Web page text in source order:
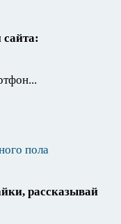
пола
рассказывай